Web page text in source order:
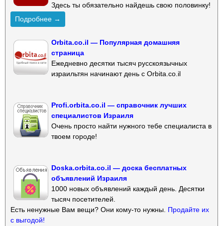
Здесь ты обязательно найдешь свою половинку!
Подробнее →
Orbita.co.il — Популярная домашняя
страница
Ежедневно десятки тысяч русскоязычных
израильтян начинают день с Orbita.co.il
Profi.orbita.co.il — справочник лучших
специалистов Израиля
Очень просто найти нужного тебе специалиста в
твоем городе!
Doska.orbita.co.il — доска бесплатных
объявлений Израиля
1000 новых объявлений каждый день. Десятки
тысяч посетителей.
Есть ненужные Вам вещи? Они кому-то нужны. Продайте их
с выгодой!